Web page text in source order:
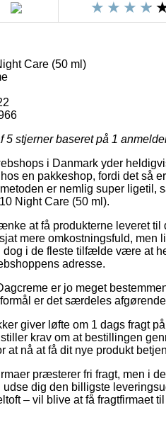
Care (50 ml)
5 stjerner baseret på 1
i Danmark yder
en pakkeshop, fordi det så
er nemlig super ligetil,
Night Care (50 ml).
at få produkterne leveret
mere omkostningsfuld, men
i de fleste tilfælde være at
adresse.
er jo meget
er det særdeles
giver løfte om 1 dags fragt
krav om at bestillingen
at nå at få dit nye produkt
præsterer fri fragt, men i
udse dig den billigste
– vil blive at få fragtfirmaet